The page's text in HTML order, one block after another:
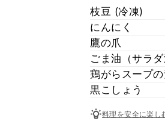
枝豆 (冷凍)
にんにく
鷹の爪
ごま油（サラダ
鶏がらスープ
黒こしょう
料理を安全に楽し